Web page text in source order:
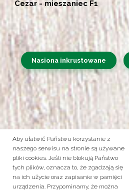
Cezar - mieszaniec F1
Nasiona inkrustowane
Obserwuj nas na:
Kontakt Polityka prywatności
Aby ułatwić Państwu korzystanie z
naszego serwisu na stronie są używane
pliki cookies. Jeśli nie blokują Państwo
tych plików, oznacza to, że zgadzają się
na ich użycie oraz zapisanie w pamięci
urządzenia. Przypominamy, że można